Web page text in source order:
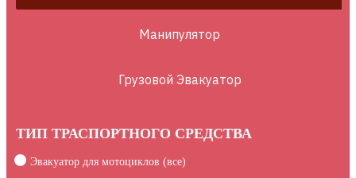
Манипулятор
Грузовой Эвакуатор
ТИП ТРАСПОРТНОГО СРЕДСТВА
Эвакуатор для мотоциклов (все)